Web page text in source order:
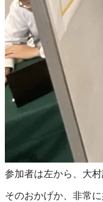
参加者は左から、大
そのおかげか、非常